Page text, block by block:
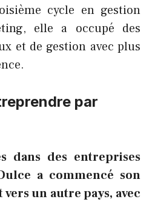
cycle en gestion
elle a occupé des
et de gestion avec plus
par
dans des entreprises
a commencé son
un autre pays, avec